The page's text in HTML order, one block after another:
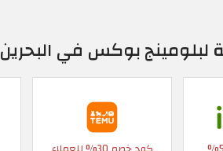
لبلومينج بوكس في البحرين